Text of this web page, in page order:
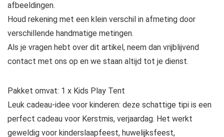
afbeeldingen.
Houd rekening met een klein verschil in afmeting door
verschillende handmatige metingen.
Als je vragen hebt over dit artikel, neem dan vrijblijvend
contact met ons op en we staan altijd tot je dienst.
Pakket omvat: 1 x Kids Play Tent
Leuk cadeau-idee voor kinderen: deze schattige tipi is een
perfect cadeau voor Kerstmis, verjaardag. Het werkt
geweldig voor kinderslaapfeest, huwelijksfeest,